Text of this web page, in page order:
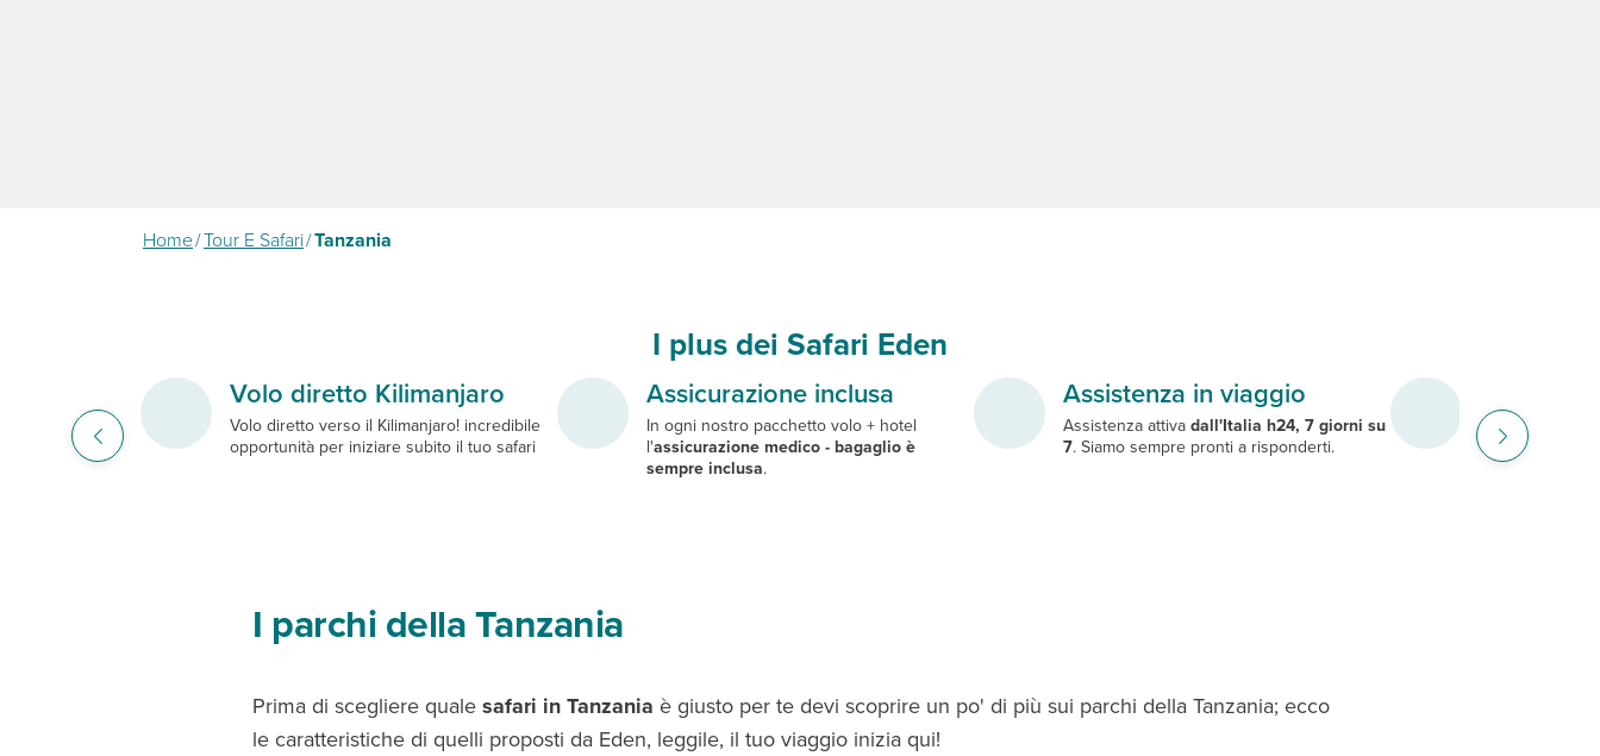
Home/Tour E Safari/Tanzania
I plus dei Safari Eden
Volo diretto Kilimanjaro
Volo diretto verso il Kilimanjaro! incredibile
opportunità per iniziare subito il tuo safari
Assicurazione inclusa
In ogni nostro pacchetto volo + hotel
l'assicurazione medico - bagaglio è
sempre inclusa.
Assistenza in viaggio
Assistenza attivadall'Italia h24, 7 giorni su
7. Siamo sempre pronti a risponderti.
I safari di Eden
simbiosi tra un
autentica, a
I parchi della Tanzania
Prima di scegliere qualesafari in Tanzania è giusto per te devi scoprire un po' di più sui parchi della Tanzania; ecco
le caratteristiche di quelli proposti da Eden, leggile, il tuo viaggio inizia qui!